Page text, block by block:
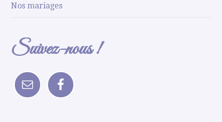
Nos mariages
Suivez-nous !